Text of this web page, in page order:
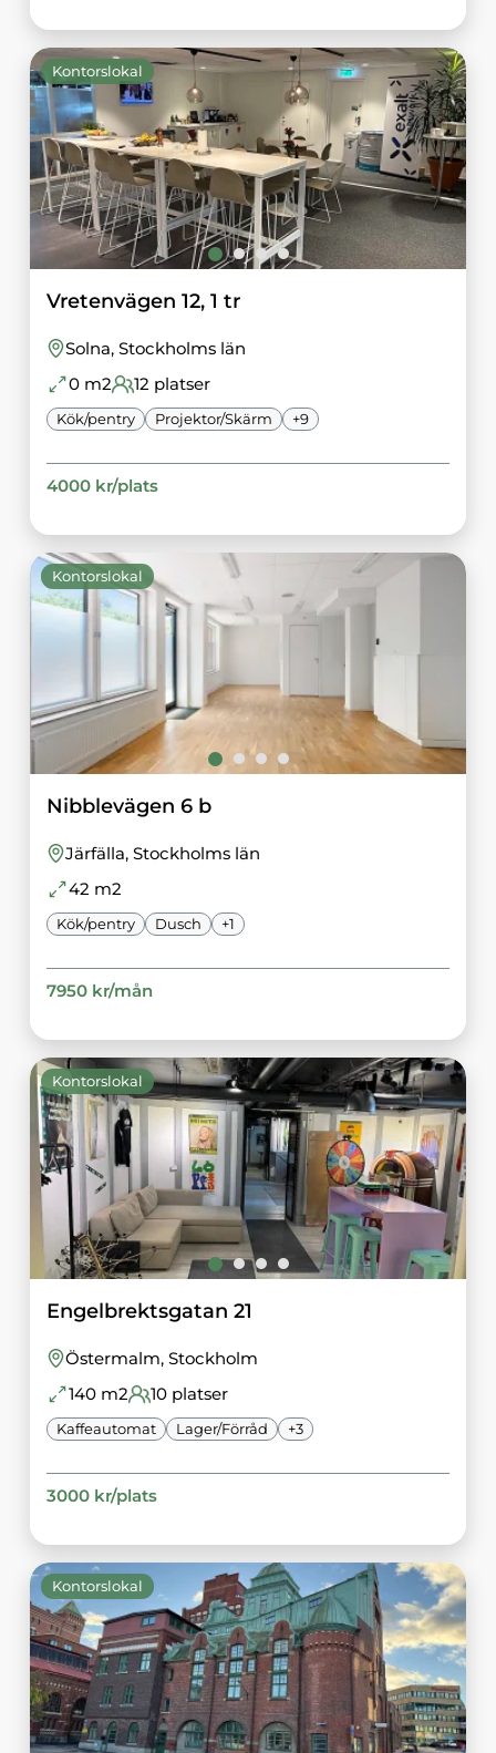
Kontorslokal
Vretenvägen 12, 1 tr
Solna, Stockholms län
0m2 12 platser
Kök/pentry Projektor/Skärm +9
4000kr/plats
Kontorslokal
Nibblevägen 6 b
Järfälla, Stockholms län
42 m2
Kök/pentry Dusch +1
7950kr/mån
Kontorslokal
Engelbrektsgatan 21
Östermalm, Stockholm
140m2 10platser
Kaffeautomat Lager/Förråd +3
3000kr/plats
Kontorslokal